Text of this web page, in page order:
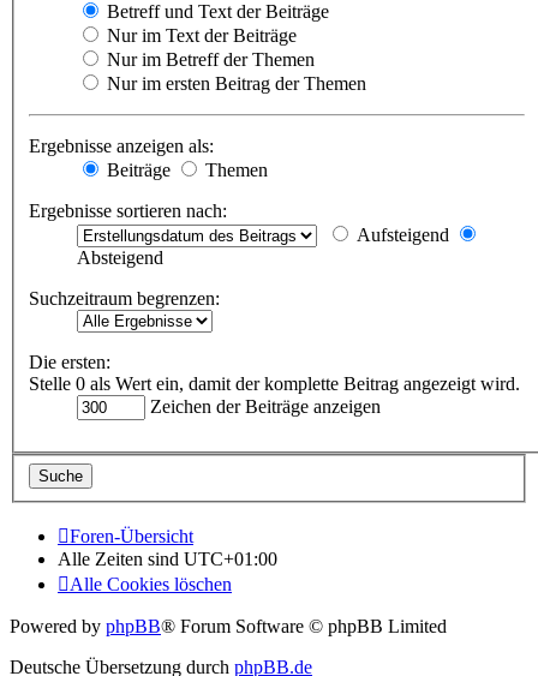
Betreff und Text der Beiträge
Nur im Text der Beiträge
Nur im Betreff der Themen
Nur im ersten Beitrag der Themen
Ergebnisse anzeigen als:
Beiträge
Themen
Ergebnisse sortieren nach:
Aufsteigend
Absteigend
Suchzeitraum begrenzen:
Die ersten:
Stelle 0 als Wert ein, damit der komplette Beitrag angezeigt wird.
Zeichen der Beiträge anzeigen
Foren-Übersicht
Alle Zeiten sind UTC+01:00
Alle Cookies löschen
Powered by phpBB® Forum Software © phpBB Limited
Deutsche Übersetzung durch phpBB.de